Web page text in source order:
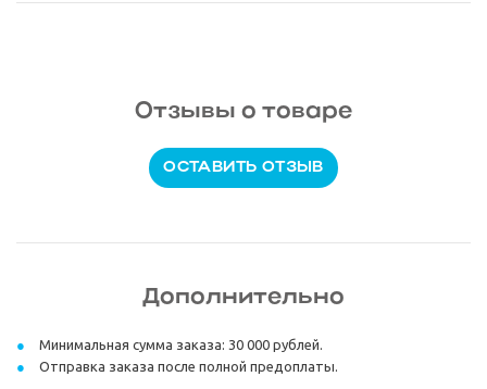
Отзывы о товаре
ОСТАВИТЬ ОТЗЫВ
Дополнительно
Минимальная сумма заказа: 30 000 рублей.
Отправка заказа после полной предоплаты.